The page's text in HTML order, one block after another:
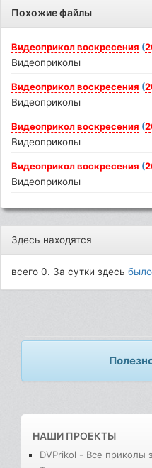
Похожие файлы
Видеоприкол воскресения (
Видеоприколы
Видеоприкол воскресения (
Видеоприколы
Видеоприкол воскресения (
Видеоприколы
Видеоприкол воскресения (
Видеоприколы
Здесь находятся
всего 0. За сутки здесь
НАШИ ПРОЕКТЫ
DVPrikol - Все приколы